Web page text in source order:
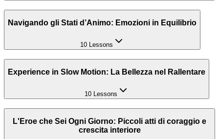
Navigando gli Stati d’Animo: Emozioni in Equilibrio
10 Lessons
Experience in Slow Motion: La Bellezza nel Rallentare
10 Lessons
L'Eroe che Sei Ogni Giorno: Piccoli atti di coraggio e
crescita interiore